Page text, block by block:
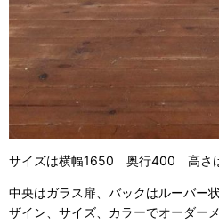
サイズは横幅1650 奥行400 高さ
中央はガラス扉、バックはルーバー
ザイン、サイズ、カラーでオーダー